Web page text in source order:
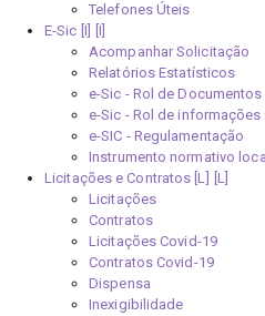
Telefones Úteis
E-Sic [I]
Acompanhar Solicitação
Relatórios Estatísticos
e-Sic - Rol de
e-Sic - Rol de informações
e-SIC - Regulamentação
Instrumento normativo
Licitações e Contratos [L]
Licitações
Contratos
Licitações Covid-19
Contratos Covid-19
Dispensa
Inexigibilidade